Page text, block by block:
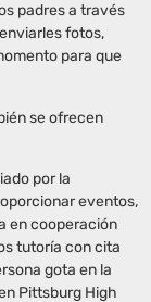
padres a través
fotos,
para que
se ofrecen
por la
eventos,
en cooperación
tutoría con cita
gota en la
Pittsburg High